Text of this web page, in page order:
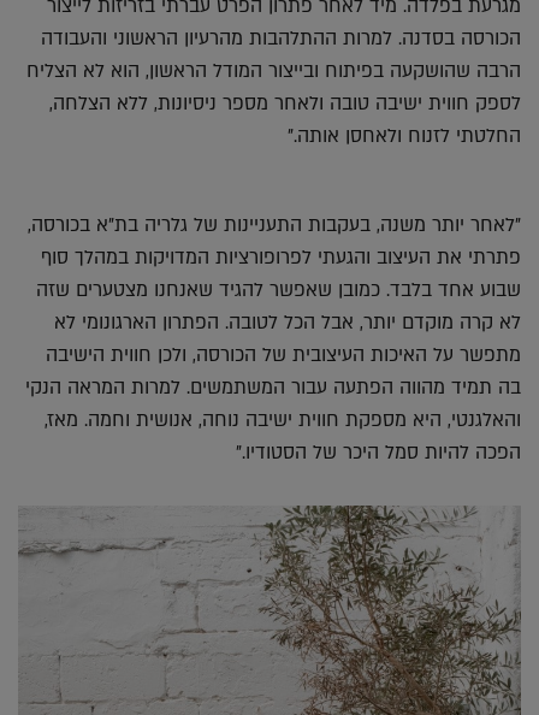
מגרעת בפלדה. מיד לאחר פתרון הפרט עברתי בזריזות לייצור
הכורסה בסדנה. למרות ההתלהבות מהרעיון הראשוני והעבודה
הרבה שהושקעה בפיתוח ובייצור המודל הראשון, הוא לא הצליח
לספק חווית ישיבה טובה ולאחר מספר ניסיונות, ללא הצלחה,
החלטתי לזנוח ולאחסן אותה."
"לאחר יותר משנה, בעקבות התעניינות של גלריה בת"א בכורסה,
פתרתי את העיצוב והגעתי לפרופורציות המדויקות במהלך סוף
שבוע אחד בלבד. כמובן שאפשר להגיד שאנחנו מצטערים שזה
לא קרה מוקדם יותר, אבל הכל לטובה. הפתרון הארגונומי לא
מתפשר על האיכות העיצובית של הכורסה, ולכן חווית הישיבה
בה תמיד מהווה הפתעה עבור המשתמשים. למרות המראה הנקי
והאלגנטי, היא מספקת חווית ישיבה נוחה, אנושית וחמה. מאז,
הפכה להיות סמל היכר של הסטודיו."